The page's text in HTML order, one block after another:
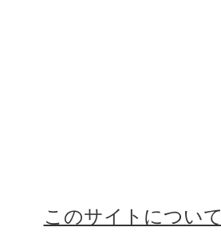
このサイトについて